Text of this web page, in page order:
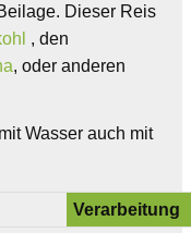
Dieser Reis
, den
, oder anderen
Wasser auch mit
Verarbeitung